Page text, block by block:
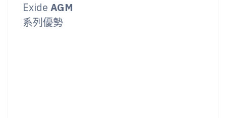
Exide AGM
系列優勢